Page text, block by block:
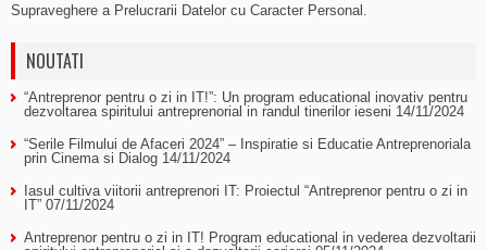
Supraveghere a Prelucrarii Datelor cu Caracter Personal.
NOUTATI
“Antreprenor pentru o zi in IT!”: Un program educational inovativ pentru
dezvoltarea spiritului antreprenorial in randul tinerilor ieseni 14/11/2024
“Serile Filmului de Afaceri 2024” – Inspiratie si Educatie Antreprenoriala
prin Cinema si Dialog 14/11/2024
Iasul cultiva viitorii antreprenori IT: Proiectul “Antreprenor pentru o zi in
IT” 07/11/2024
Antreprenor pentru o zi in IT! Program educational in vederea dezvoltarii